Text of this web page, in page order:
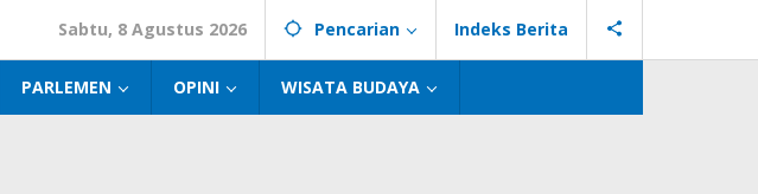
Sabtu, 8 Agustus 2026 Pencarian Indeks Berita
PARLEMEN OPINI WISATA BUDAYA